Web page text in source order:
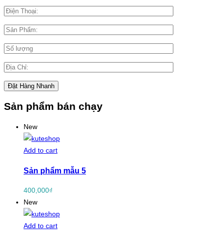
Sản phẩm bán chạy
New
Add to cart
Sản phẩm mẫu 5
400,000₫
New
Add to cart